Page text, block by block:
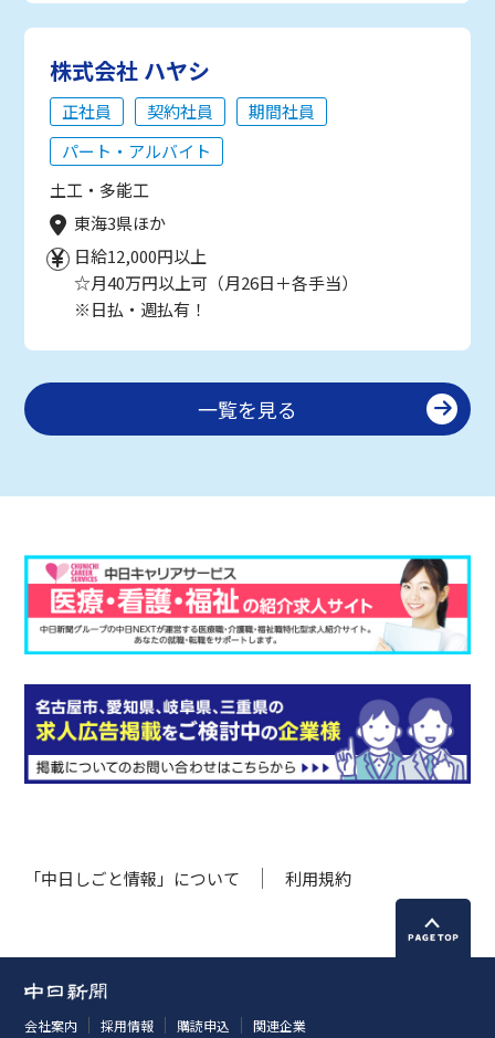
株式会社 ハヤシ
正社員 契約社員
期間社員
パート・アルバイト
土工・多能工
東海3県ほか
日給12,000円以上
☆月40万円以上可（月26日＋各手当）
※日払・週払有！
一覧を見る
「中日しごと情報」について 利用規約
会社案内 採用情報 購読申込 関連企業